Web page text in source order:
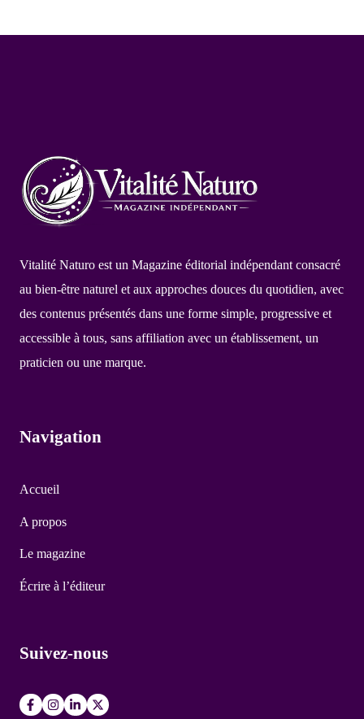
Vitalité Naturo est un Magazine éditorial indépendant consacré
au bien-être naturel et aux approches douces du quotidien, avec
des contenus présentés dans une forme simple, progressive et
accessible à tous, sans affiliation avec un établissement, un
praticien ou une marque.
Navigation
Accueil
A propos
Le magazine
Écrire à l’éditeur
Suivez-nous